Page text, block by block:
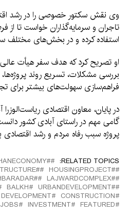
وی نقش سکتور خصوصی را در رشد
تاجران و سرمایه‌گذاران خواست تا از
استفاده کرده و در بخش‌های مختلف
او تصریح کرد که هدف سفر هیأت
بررسی مشکلات، تسریع روند
فراهم‌سازی سهولت‌های بیشتر برای
در پایان، معاون اقتصادی ریاست‌الوزرا
گامی مهم در راستای آبادی کشور
پروژه سبب رفاه مردم و رشد اقتصادی
RELATED TOPICS:
#AFGHANECONOMY
#HOUSINGPROJECT
#INFRASTRUCTURE
#LAJWARDCOMPLEX
#MULLAHBARADAR
#URBANDEVELOPMENT
BALKH
CONSTRUCTION
DEVELOPMENT
FEATURED
INVESTMENT
JOBS